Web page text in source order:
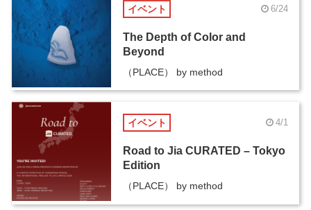
イベント 6/24
The Depth of Color and
Beyond
（PLACE） by method
イベント 4/1
Road to Jia CURATED – Tokyo
Edition
（PLACE） by method